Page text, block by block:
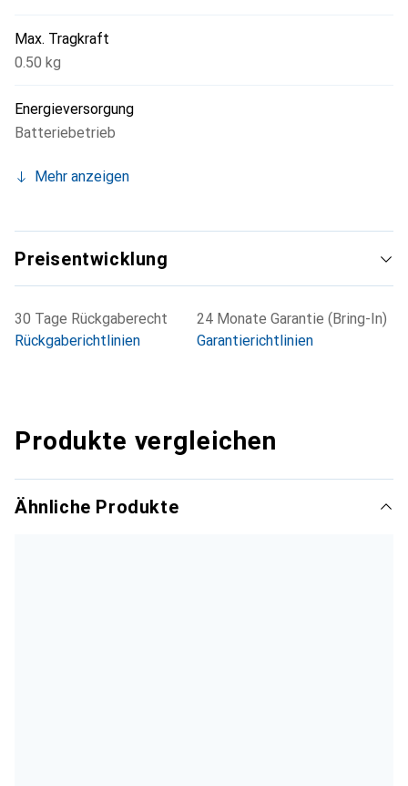
Max. Tragkraft
0.50 kg
Energieversorgung
Batteriebetrieb
Mehr anzeigen
Preisentwicklung
30 Tage Rückgaberecht
Rückgaberichtlinien
24 Monate Garantie (Bring-In)
Garantierichtlinien
Produkte vergleichen
Ähnliche Produkte